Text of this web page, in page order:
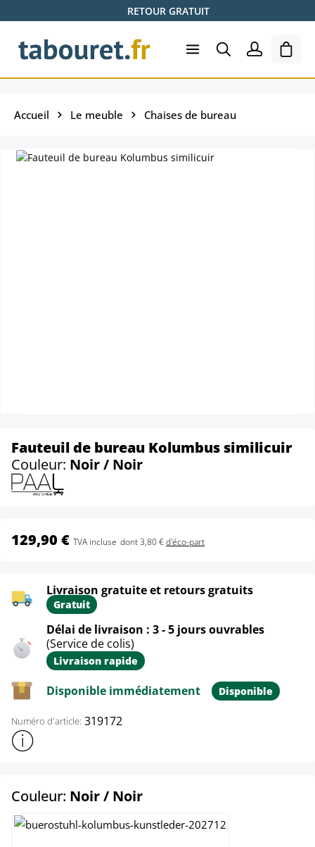
Passer au contenu principalRETOUR GRATUIT
Le
Accueil Le meuble Chaises de bureau
Fauteuil de bureau Kolumbus similicuir
Couleur: Noir / Noir
129,90 € TVA incluse dont 3,80 €d'éco-part
Livraison gratuite et retours gratuits
Gratuit
Délai de livraison : 3 - 5 jours ouvrables
(Service de colis)
Livraison rapide
Disponible immédiatement Disponible
Numéro d'article: 319172
Afficher plus d'informations sur le produit
Couleur: Noir / Noirselect